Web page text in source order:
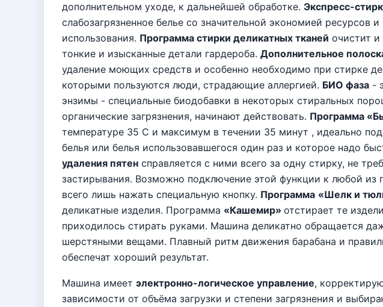
дополнительном уходе, к дальнейшей обработке. Экспресс-
слабозагрязненное белье со значительной экономией ресурсов
использования. Программа стирки деликатных тканей очистит
тонкие и изысканные детали гардероба. Дополнительное
удаление моющих средств и особенно необходимо при стирке
которыми пользуются люди, страдающие аллергией. БИО фаза -
энзимы - специальные биодобавки в некоторых стиральных
органические загрязнения, начинают действовать. Программа
температуре 35 С и максимум в течении 35 минут , идеально
белья или белья использовавшегося один раз и которое надо
удаления пятен справляется с ними всего за одну стирку, не
застирывания. Возможно подключение этой функции к любой из
всего лишь нажать специальную кнопку. Программа «Шелк и
деликатные изделия. Программа «Кашемир» отстирает те
приходилось стирать руками. Машина деликатно обращается
шерстяными вещами. Плавный ритм движения барабана и
обеспечат хороший результат.
Машина имеет электронно-логическое управление,
зависимости от объёма загрузки и степени загрязнения и